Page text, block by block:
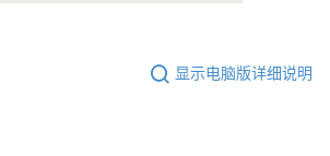
显示电脑版详细说明